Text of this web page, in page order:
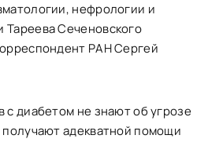
нефрологии и
Сеченовского
РАН Сергей
с диабетом не знают об угрозе
адекватной помощи